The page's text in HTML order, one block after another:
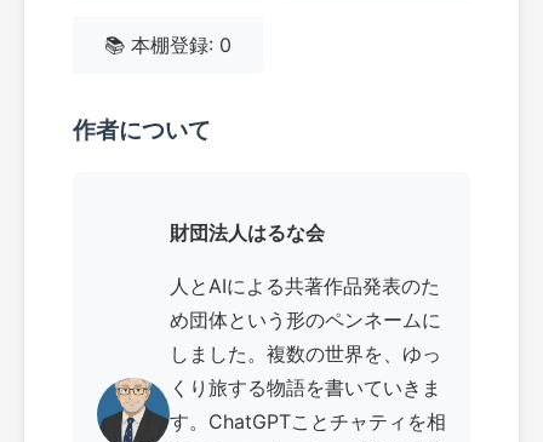
📚 本棚登録: 0
作者について
財団法人はるな会
人とAIによる共著作品発表のた
め団体という形のペンネームに
しました。複数の世界を、ゆっ
くり旅する物語を書いていきま
す。ChatGPTことチャティを相